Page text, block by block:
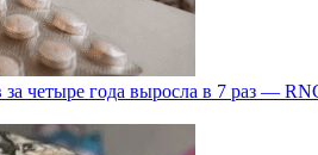
четыре года выросла в 7 раз —